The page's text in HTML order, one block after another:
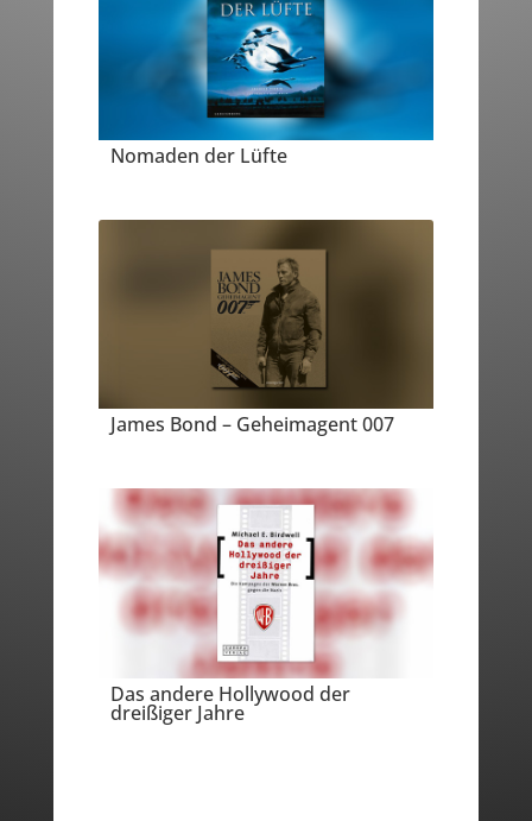
Nomaden der Lüfte
James Bond – Geheimagent 007
Das andere Hollywood der
dreißiger Jahre